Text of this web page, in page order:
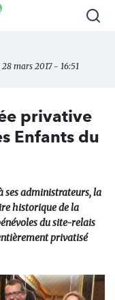
mars 2017 - 16:51
privative
Enfants du
ses administrateurs, la
historique de la
du site-relais
privatisé